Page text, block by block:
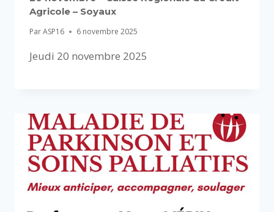
Agricole – Soyaux
ParASP16 6 novembre 2025
Jeudi 20 novembre 2025